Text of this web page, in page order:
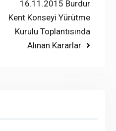
Next
post:
16.11.2015 Burdur
Kent Konseyi Yürütme
Kurulu Toplantısında
Alınan Kararlar